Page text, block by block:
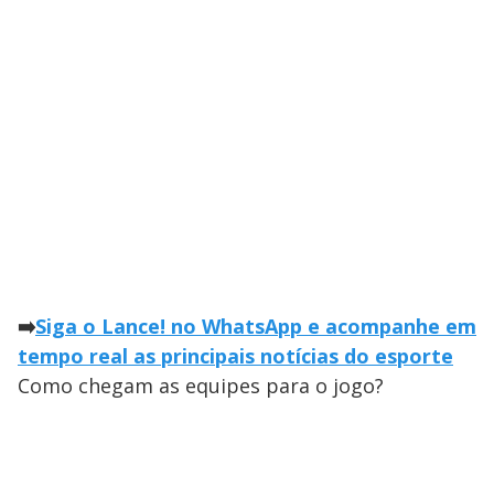
➡️Siga o Lance! no WhatsApp e acompanhe em
tempo real as principais notícias do esporte
Como chegam as equipes para o jogo?